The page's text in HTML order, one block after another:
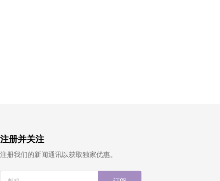
注册并关注
注册我们的新闻通讯以获取独家优惠。